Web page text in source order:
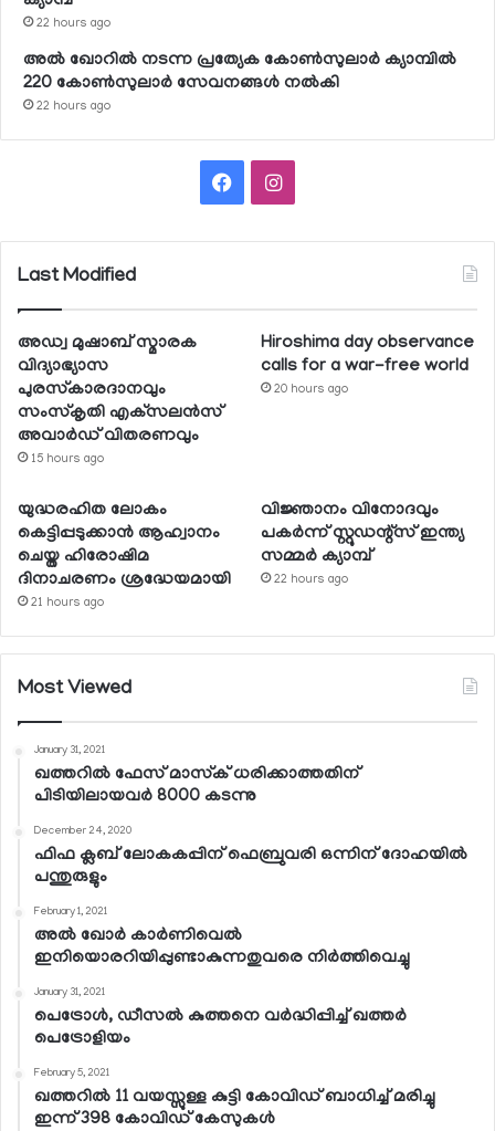
22 hours ago
അല്‍ ഖോറില്‍ നടന്ന പ്രത്യേക കോണ്‍സുലാര്‍ ക്യാമ്പില്‍
220 കോണ്‍സുലാര്‍ സേവനങ്ങള്‍ നല്‍കി
22 hours ago
FacebookInstagram
Last Modified
അഡ്വ മുഷാബ് സ്മാരക
വിദ്യാഭ്യാസ
പുരസ്‌കാരദാനവും
സംസ്‌കൃതി എക്‌സലന്‍സ്
അവാര്‍ഡ് വിതരണവും
15 hours ago
Hiroshima day observance
calls for a war-free world
20 hours ago
യുദ്ധരഹിത ലോകം
കെട്ടിപ്പടുക്കാന്‍ ആഹ്വാനം
ചെയ്ത ഹിരോഷിമ
ദിനാചരണം ശ്രദ്ധേയമായി
21 hours ago
വിജ്ഞാനം വിനോദവും
പകര്‍ന്ന് സ്റ്റുഡന്റ്‌സ് ഇന്ത്യ
സമ്മര്‍ ക്യാമ്പ്
22 hours ago
Most Viewed
January 31, 2021
ഖത്തറില്‍ ഫേസ് മാസ്‌ക് ധരിക്കാത്തതിന്
പിടിയിലായവര്‍ 8000 കടന്നു
December 24, 2020
ഫിഫ ക്ലബ് ലോകകപ്പിന് ഫെബ്രുവരി ഒന്നിന് ദോഹയില്‍
പന്തുരുളും
February 1, 2021
അല്‍ ഖോര്‍ കാര്‍ണിവെല്‍
ഇനിയൊരറിയിപ്പുണ്ടാകുന്നതുവരെ നിര്‍ത്തിവെച്ചു
January 31, 2021
പെട്രോള്‍, ഡീസല്‍ കുത്തനെ വര്‍ദ്ധിപ്പിച്ച് ഖത്തര്‍
പെട്രോളിയം
February 5, 2021
ഖത്തറില്‍ 11 വയസ്സുള്ള കുട്ടി കോവിഡ് ബാധിച്ച് മരിച്ചു
ഇന്ന് 398 കോവിഡ് കേസുകള്‍